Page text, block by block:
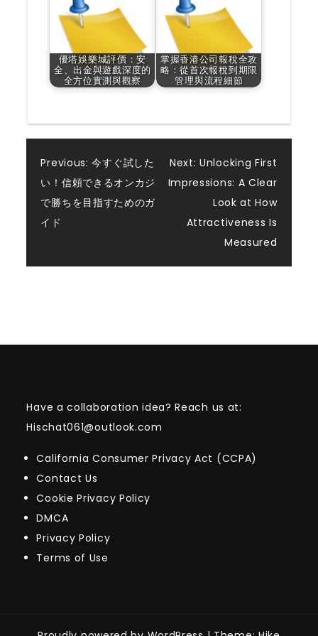
優塔娛樂城評價：安
全、出金與遊戲深度的
全方位實測與觀察
掌握香港公司報稅全攻
略：從首次報稅到期限
管理與流程細節
Post
navigation
Previous: 今すぐ試した
い！信頼できるオンカジ
で勝ちを目指すためのガ
イド
Next: Unlocking First
Impressions: A Clear
Look at How
Attractiveness Is
Measured
Have a collaboration idea? Reach us at:
Hischat061@outlook.com
California Consumer Privacy Act (CCPA)
Contact Us
Cookie Privacy Policy
DMCA
Privacy Policy
Terms of Use